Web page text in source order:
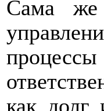
Сама же
процессы
как долг